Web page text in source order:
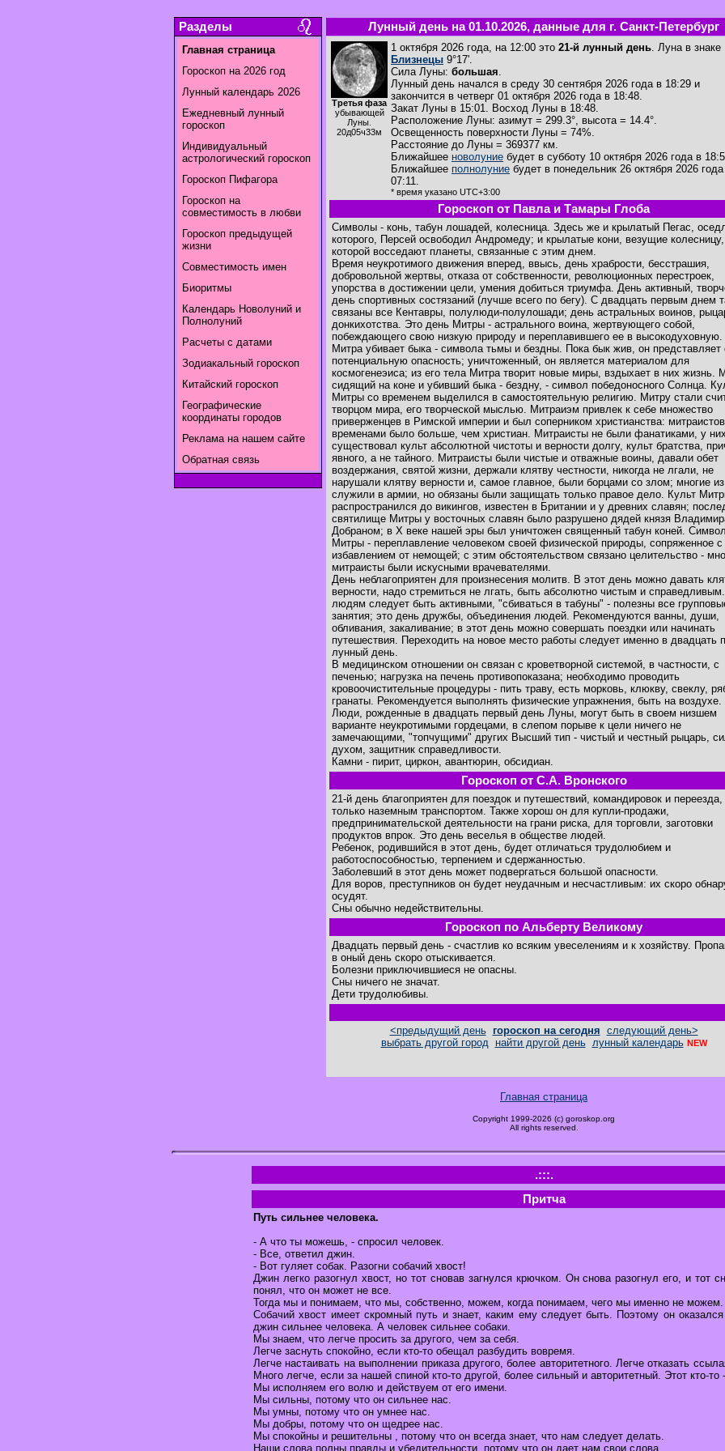
Разделы
Главная страница
Гороскоп на 2026 год
Лунный календарь 2026
Ежедневный лунный
гороскоп
Индивидуальный
астрологический гороскоп
Гороскоп Пифагора
Гороскоп на
совместимость в любви
Гороскоп предыдущей
жизни
Совместимость имен
Биоритмы
Календарь Новолуний и
Полнолуний
Расчеты с датами
Зодиакальный гороскоп
Китайский гороскоп
Географические
координаты городов
Реклама на нашем сайте
Обратная связь
Лунный день на 01.10.2026, данные для г. Санкт-Петербург
Третья фаза
убывающей
Луны.
20д05ч33м
1 октября 2026 года, на 12:00 это 21-й лунный день. Луна в знаке
Близнецы 9°17'.
Сила Луны: большая.
Лунный день начался в среду 30 сентября 2026 года в 18:29 и
закончится в четверг 01 октября 2026 года в 18:48.
Закат Луны в 15:01. Восход Луны в 18:48.
Расположение Луны: азимут = 299.3°, высота = 14.4°.
Освещенность поверхности Луны = 74%.
Расстояние до Луны = 369377 км.
Ближайшее новолуние будет в субботу 10 октября 2026 года в
Ближайшее полнолуние будет в понедельник 26 октября 2026
07:11.
* время указано UTC+3:00
Гороскоп от Павла и Тамары Глоба
Символы - конь, табун лошадей, колесница. Здесь же и крылатый Пегас,
которого, Персей освободил Андромеду; и крылатые кони, везущие
которой восседают планеты, связанные с этим днем.
Время неукротимого движения вперед, ввысь, день храбрости, бесстрашия,
добровольной жертвы, отказа от собственности, революционных перестроек,
упорства в достижении цели, умения добиться триумфа. День активный,
день спортивных состязаний (лучше всего по бегу). С двадцать первым днем
связаны все Кентавры, полулюди-полулошади; день астральных воинов,
донкихотства. Это день Митры - астрального воина, жертвующего собой,
побеждающего свою низкую природу и переплавившего ее в высокодуховную.
Митра убивает быка - символа тьмы и бездны. Пока бык жив, он представляет
потенциальную опасность; уничтоженный, он является материалом для
космогенеэиса; из его тела Митра творит новые миры, вздыхает в них жизнь.
сидящий на коне и убивший быка - бездну, - символ победоносного Солнца.
Митры со временем выделился в самостоятельную религию. Митру стали
творцом мира, его творческой мыслью. Митраиэм привлек к себе множество
приверженцев в Римской империи и был соперником христианства: митраистов
временами было больше, чем христиан. Митраисты не были фанатиками, у них
существовал культ абсолютной чистоты и верности долгу, культ братства,
явного, а не тайного. Митраисты были чистые и отважные воины, давали обет
воздержания, святой жизни, держали клятву честности, никогда не лгали, не
нарушали клятву верности и, самое главное, были борцами со злом; многие
служили в армии, но обязаны были защищать только правое дело. Культ
распространился до викингов, известен в Британии и у древних славян;
святилище Митры у восточных славян было разрушено дядей князя
Добраном; в Х веке нашей эры был уничтожен священный табун коней. Символ
Митры - переплавление человеком своей физической природы, сопряженное с
избавлением от немощей; с этим обстоятельством связано целительство -
митраисты были искусными врачевателями.
День неблагоприятен для произнесения молитв. В этот день можно давать
верности, надо стремиться не лгать, быть абсолютно чистым и
людям следует быть активными, "сбиваться в табуны" - полезны все
занятия; это день дружбы, объединения людей. Рекомендуются ванны, души,
обливания, закаливание; в этот день можно совершать поездки или начинать
путешествия. Переходить на новое место работы следует именно в двадцать
лунный день.
В медицинском отношении он связан с кроветворной системой, в частности, с
печенью; нагрузка на печень противопоказана; необходимо проводить
кровоочистительные процедуры - пить траву, есть морковь, клюкву, свеклу,
гранаты. Рекомендуется выполнять физические упражнения, быть на воздухе.
Люди, рожденные в двадцать первый день Луны, могут быть в своем низшем
варианте неукротимыми гордецами, в слепом порыве к цели ничего не
замечающими, "топчущими" других Высший тип - чистый и честный рыцарь,
духом, защитник справедливости.
Камни - пирит, циркон, авантюрин, обсидиан.
Гороскоп от С.А. Вронского
21-й день благоприятен для поездок и путешествий, командировок и переезда,
только наземным транспортом. Также хорош он для купли-продажи,
предпринимательской деятельности на грани риска, для торговли, заготовки
продуктов впрок. Это день веселья в обществе людей.
Ребенок, родившийся в этот день, будет отличаться трудолюбием и
работоспособностью, терпением и сдержанностью.
Заболевший в этот день может подвергаться большой опасности.
Для воров, преступников он будет неудачным и несчастливым: их скоро
осудят.
Сны обычно недействительны.
Гороскоп по Альберту Великому
Двадцать первый день - счастлив ко всяким увеселениям и к хозяйству.
в оный день скоро отыскивается.
Болезни приключившиеся не опасны.
Сны ничего не значат.
Дети трудолюбивы.
<предыдущий день гороскоп на сегодня следующий день>
выбрать другой город
найти другой день лунный календарь NEW
Главная страница
Copyright 1999-2026 (c) goroskop.org
All rights reserved.
.:::.
Притча
Путь сильнее человека.
- А что ты можешь, - спросил человек.
- Все, ответил джин.
- Вот гуляет собак. Разогни собачий хвост!
Джин легко разогнул хвост, но тот сновав загнулся крючком. Он снова разогнул его, и тот
понял, что он может не все.
Тогда мы и понимаем, что мы, собственно, можем, когда понимаем, чего мы именно не можем.
Собачий хвост имеет скромный путь и знает, каким ему следует быть. Поэтому он
джин сильнее человека. А человек сильнее собаки.
Мы знаем, что легче просить за другого, чем за себя.
Легче заснуть спокойно, если кто-то обещал разбудить вовремя.
Легче настаивать на выполнении приказа другого, более авторитетного. Легче отказать
Много легче, если за нашей спиной кто-то другой, более сильный и авторитетный. Этот кто-то
Мы исполняем его волю и действуем от его имени.
Мы сильны, потому что он сильнее нас.
Мы умны, потому что он умнее нас.
Мы добры, потому что он щедрее нас.
Мы спокойны и решительны , потому что он всегда знает, что нам следует делать.
Наши слова полны правды и убедительности, потому что он дает нам свои слова.